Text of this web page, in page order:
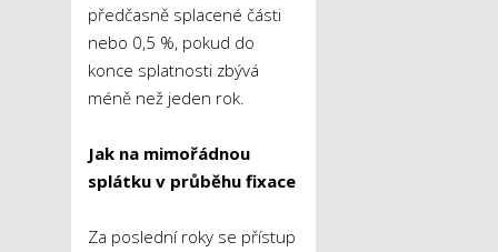
předčasně splacené části
nebo 0,5 %, pokud do
konce splatnosti zbývá
méně než jeden rok.
Jak na mimořádnou
splátku v průběhu fixace
Za poslední roky se přístup